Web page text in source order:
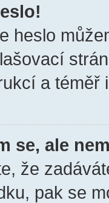
heslo
a téměř
se, ale
že
pak se